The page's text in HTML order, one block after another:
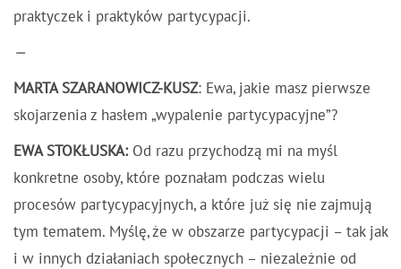
praktyczek i praktyków partycypacji.
—
MARTA SZARANOWICZ-KUSZ: Ewa, jakie masz pierwsze
skojarzenia z hasłem „wypalenie partycypacyjne”?
EWA STOKŁUSKA:Od razu przychodzą mi na myśl
konkretne osoby, które poznałam podczas wielu
procesów partycypacyjnych, a które już się nie zajmują
tym tematem. Myślę, że w obszarze partycypacji – tak jak
i w innych działaniach społecznych – niezależnie od